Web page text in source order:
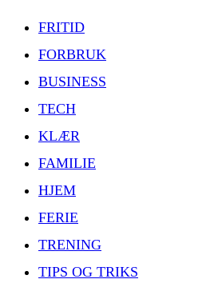
FRITID
FORBRUK
BUSINESS
TECH
KLÆR
FAMILIE
HJEM
FERIE
TRENING
TIPS OG TRIKS